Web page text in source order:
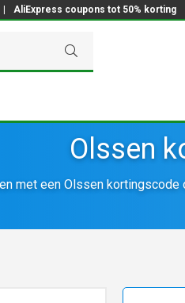
AliExpress coupons tot 50% korting
Olssen
met een Olssen kortingscode